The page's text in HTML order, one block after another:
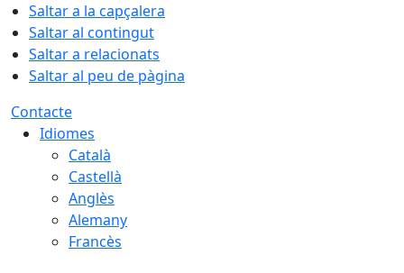
Saltar a la capçalera
Saltar al contingut
Saltar a relacionats
Saltar al peu de pàgina
Contacte
Idiomes
Català
Castellà
Anglès
Alemany
Francès